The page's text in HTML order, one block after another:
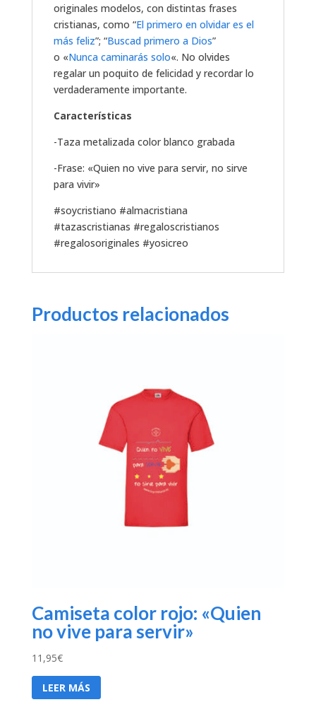
originales modelos, con distintas frases
cristianas, como “El primero en olvidar es el
más feliz”; “Buscad primero a Dios”
o «Nunca caminarás solo«. No olvides
regalar un poquito de felicidad y recordar lo
verdaderamente importante.
Características
-Taza metalizada color blanco grabada
-Frase: «Quien no vive para servir, no sirve
para vivir»
#soycristiano #almacristiana
#tazascristianas #regaloscristianos
#regalosoriginales #yosicreo
Productos relacionados
Camiseta color rojo: «Quien
no vive para servir»
11,95€
LEER MÁS